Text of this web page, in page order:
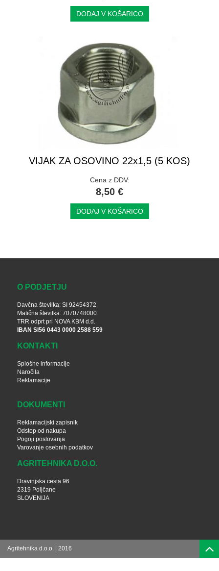
DODAJ V KOŠARICO
VIJAK ZA OSOVINO 22x1,5 (5 KOS)
Cena z DDV:
8,50 €
DODAJ V KOŠARICO
O PODJETJU
Davčna številka: SI 92454372
Matična številka: 7070748000
TRR odprt pri NOVA KBM d.d.
IBAN SI56 0443 0000 2588 559
KONTAKTI
Splošne informacije
Naročila
Reklamacije
DOKUMENTI
Reklamacijski zapisnik
Odstop od nakupa
Pogoji poslovanja
Varovanje osebnih podatkov
AGRITEHNIKA D.O.O.
Dravinjska cesta 96
2319 Poljčane
SLOVENIJA
Agritehnika d.o.o. | 2016